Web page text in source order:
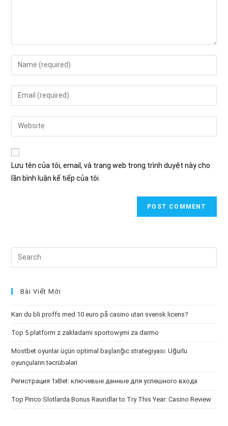
Enter
your
name
to
comment
Enter
your
email
address
comment
Enter
your
website
Lưu tên của tôi, email, và trang web trong trình duyệt này cho
lần bình luận kế tiếp của tôi.
Search
this
Bài Viết Mới
Kan du bli proffs med 10 euro på casino utan svensk licens?
Top 5 platform z zakładami sportowymi za darmo
Mostbet oyunlar üçün optimal başlanğıc strategiyası: Uğurlu
oyunçuların təcrübələri
Регистрация 1xBet: ключевые данные для успешного входа
Top Pinco Slotlarda Bonus Raundlar to Try This Year: Casino Review